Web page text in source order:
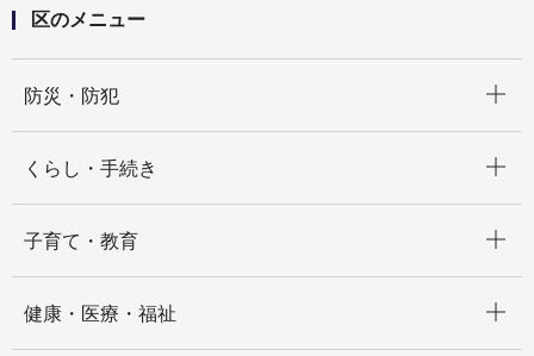
区のメニュー
防災・防犯
くらし・手続き
子育て・教育
健康・医療・福祉